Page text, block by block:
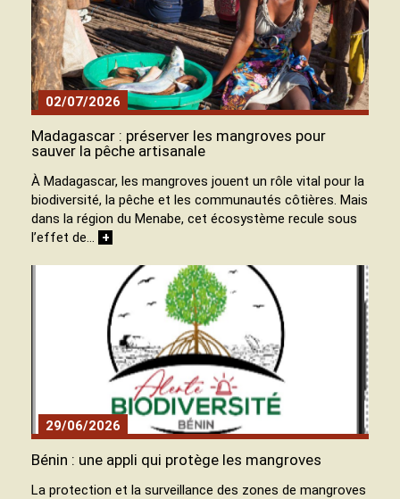
02/07/2026
Madagascar : préserver les mangroves pour
sauver la pêche artisanale
À Madagascar, les mangroves jouent un rôle vital pour la
biodiversité, la pêche et les communautés côtières. Mais
dans la région du Menabe, cet écosystème recule sous
l’effet de… +
29/06/2026
Bénin : une appli qui protège les mangroves
La protection et la surveillance des zones de mangroves